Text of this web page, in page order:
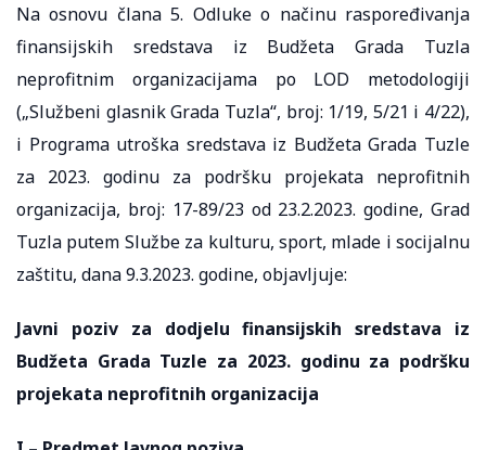
Na osnovu člana 5. Odluke o načinu raspoređivanja
finansijskih sredstava iz Budžeta Grada Tuzla
neprofitnim organizacijama po LOD metodologiji
(„Službeni glasnik Grada Tuzla“, broj: 1/19, 5/21 i 4/22),
i Programa utroška sredstava iz Budžeta Grada Tuzle
za 2023. godinu za podršku projekata neprofitnih
organizacija, broj: 17-89/23 od 23.2.2023. godine, Grad
Tuzla putem Službe za kulturu, sport, mlade i socijalnu
zaštitu, dana 9.3.2023. godine, objavljuje:
Javni poziv za dodjelu finansijskih sredstava iz
Budžeta Grada Tuzle za 2023. godinu za podršku
projekata neprofitnih organizacija